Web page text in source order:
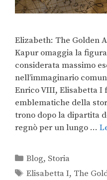
Elizabeth: The Golden
Kapur omaggia la
considerata massimo
nell’immaginario
Enrico VIII, Elisabetta I
emblematiche della
trono dopo la dipartita
regnò per un lungo …
Blog, Storia
Elisabetta I, The